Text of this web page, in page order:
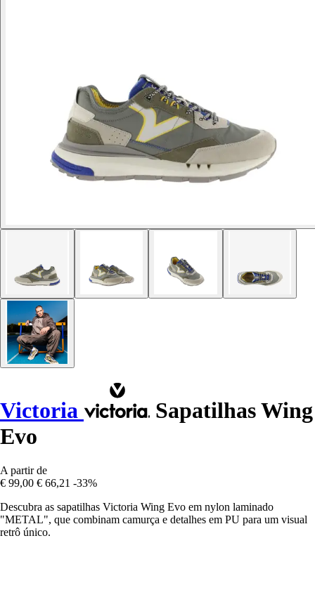
Victoria
Sapatilhas Wing
Evo
A partir de
€ 99,00 € 66,21 -33%
Descubra as sapatilhas Victoria Wing Evo em nylon laminado
"METAL", que combinam camurça e detalhes em PU para um visual
retrô único.